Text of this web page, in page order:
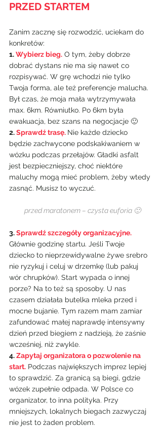
PRZED STARTEM
Zanim zacznę się rozwodzić, uciekam do
konkretów:
1. Wybierz bieg. O tym, żeby dobrze
dobrać dystans nie ma się nawet co
rozpisywać. W grę wchodzi nie tylko
Twoja forma, ale też preferencje malucha.
Był czas, że moja mała wytrzymywała
max. 6km. Równiutko. Po 6km była
ewakuacja, bez szans na negocjacje 🙂
2. Sprawdź trasę. Nie każde dziecko
będzie zachwycone podskakiwaniem w
wózku podczas przełajów. Gładki asfalt
jest bezpieczniejszy, choć niektóre
maluchy mogą mieć problem, żeby wtedy
zasnąć. Musisz to wyczuć.
przed maratonem – czysta euforia 🙂
3. Sprawdź szczegóły organizacyjne.
Głównie godzinę startu. Jeśli Twoje
dziecko to nieprzewidywalne żywe srebro
nie ryzykuj i celuj w drzemkę (lub pakuj
wór chrupków). Start wypada o innej
porze? Na to też są sposoby. U nas
czasem działała butelka mleka przed i
mocne bujanie. Tym razem mam zamiar
zafundować małej naprawdę intensywny
dzień przed biegiem z nadzieją, że zaśnie
wcześniej, niż zwykle.
4. Zapytaj organizatora o pozwolenie na
start. Podczas największych imprez lepiej
to sprawdzić. Za granicą są biegi, gdzie
wózek zupełnie odpada. W Polsce co
organizator, to inna polityka. Przy
mniejszych, lokalnych biegach zazwyczaj
nie jest to żaden problem.